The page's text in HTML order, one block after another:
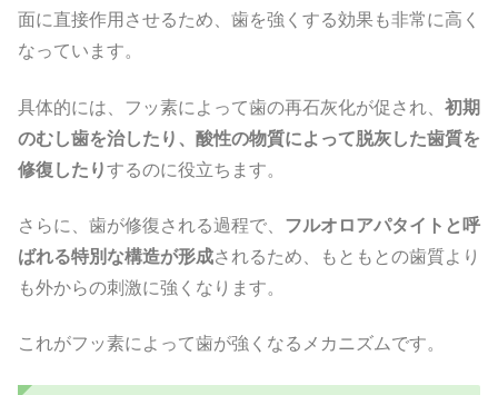
面に直接作用させるため、歯を強くする効果も非常に高く
なっています。
具体的には、フッ素によって歯の再石灰化が促され、 初期
のむし歯を治したり、酸性の物質によって脱灰した歯質を
修復したりするのに役立ちます。
さらに、歯が修復される過程で、 フルオロアパタイトと呼
ばれる特別な構造が形成されるため、もともとの歯質より
も外からの刺激に強くなります。
これがフッ素によって歯が強くなるメカニズムです。